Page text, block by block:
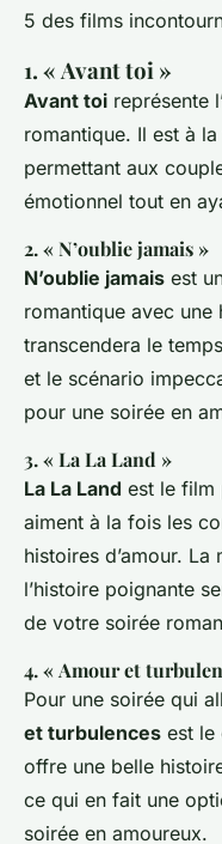
5 des films
1. « Avant toi »
Avant toi représente
romantique. Il est à
permettant aux
émotionnel tout en
2. « N’oublie jamais »
N’oublie jamais est
romantique avec une
transcendera le
et le scénario
pour une soirée en
3. « La La Land »
La La Land est le film
aiment à la fois les
histoires d’amour.
l’histoire poignante
de votre soirée
4. « Amour et
Pour une soirée qui
et turbulences est le
offre une belle
ce qui en fait une
soirée en amoureux.